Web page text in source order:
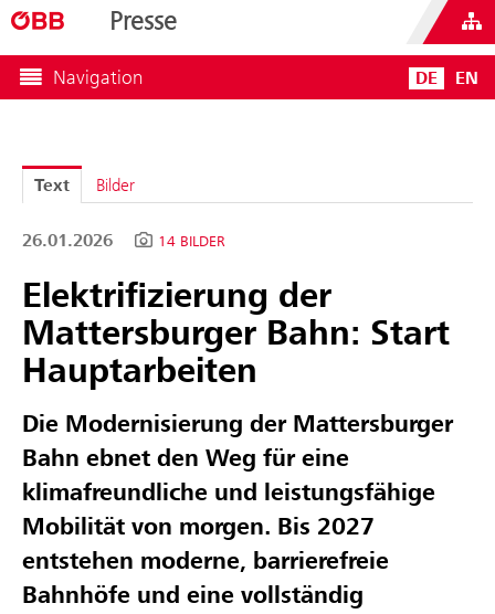
Presse
Navigation DE EN
Text Bilder
26.01.2026 14 BILDER
Elektrifizierung der
Mattersburger Bahn: Start
Hauptarbeiten
Die Modernisierung der Mattersburger
Bahn ebnet den Weg für eine
klimafreundliche und leistungsfähige
Mobilität von morgen. Bis 2027
entstehen moderne, barrierefreie
Bahnhöfe und eine vollständig